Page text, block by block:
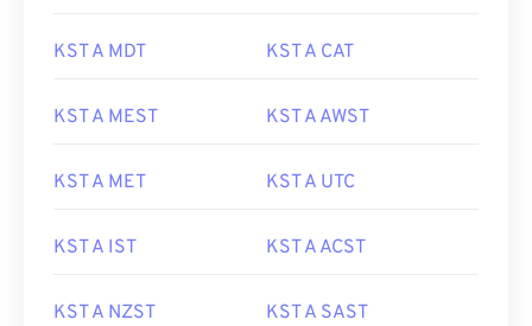
KST A MDT KST A CAT
KST A MEST KST A AWST
KST A MET KST A UTC
KST A IST KST A ACST
KST A NZST KST A SAST